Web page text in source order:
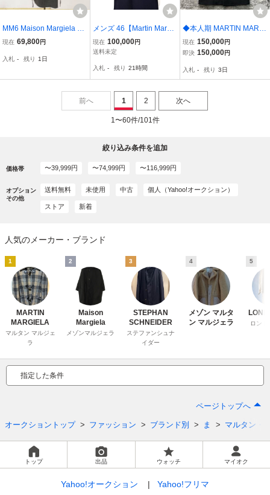
MM6 Maison Margiela メ
ゾンマルジェラ ロングコ
ポリエステル グレー #40
現在 69,800円
入札 - 残り 1日
メンズ 46【Martin Margie
la ⑭ マルタン マルジェラ
コート ジャケット】
現在 100,000円
送料未定
入札 - 残り 21時間
◆本人期 MARTIN MARGI
ELA 10 マルタンマルジェ
ラ 03AW チェスターコー
COAT メンズ ARCHIVE
ヴィンテージ
現在 150,000円
即決 150,000円
入札 - 残り 3日
前へ 1 2 次へ
1〜60件/101件
絞り込み条件を追加
価格帯 〜39,999円 〜74,999円 〜116,999円
オプション
その他
送料無料 未使用 中古 個人（Yahoo!オークション）
ストア 新着
人気のメーカー・ブランド
1
MARTIN
MARGIELA
マルタン マルジェ
ラ
2
Maison
Margiela
メゾンマルジェラ
3
STEPHAN
SCHNEIDER
ステファンシュナ
イダー
4
メゾン マルタ
ン マルジェラ
5
ロン
指定した条件
ページトップへ
オークショントップ ファッション ブランド別 ま マルタン・
トップ 出品 ウォッチ マイオク
Yahoo!オークション Yahoo!フリマ